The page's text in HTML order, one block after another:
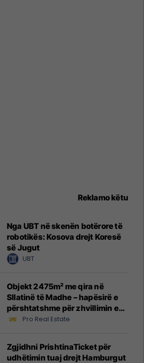
Reklamo këtu
Nga UBT në skenën botërore të
robotikës: Kosova drejt Koresë
së Jugut
UBT
Objekt 2475m² me qira në
Sllatinë të Madhe – hapësirë e
përshtatshme për zhvillimin e
biznesit #16068
Pro Real Estate
Zgjidhni PrishtinaTicket për
udhëtimin tuaj drejt Hamburgut